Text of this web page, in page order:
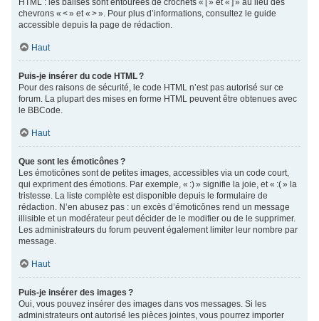
HTML : les balises sont entourées de crochets « [ » et « ] » au lieu des
chevrons « < » et « > ». Pour plus d’informations, consultez le guide
accessible depuis la page de rédaction.
Haut
Puis-je insérer du code HTML ?
Pour des raisons de sécurité, le code HTML n’est pas autorisé sur ce
forum. La plupart des mises en forme HTML peuvent être obtenues avec
le BBCode.
Haut
Que sont les émoticônes ?
Les émoticônes sont de petites images, accessibles via un code court,
qui expriment des émotions. Par exemple, « :) » signifie la joie, et « :( » la
tristesse. La liste complète est disponible depuis le formulaire de
rédaction. N’en abusez pas : un excès d’émoticônes rend un message
illisible et un modérateur peut décider de le modifier ou de le supprimer.
Les administrateurs du forum peuvent également limiter leur nombre par
message.
Haut
Puis-je insérer des images ?
Oui, vous pouvez insérer des images dans vos messages. Si les
administrateurs ont autorisé les pièces jointes, vous pourrez importer